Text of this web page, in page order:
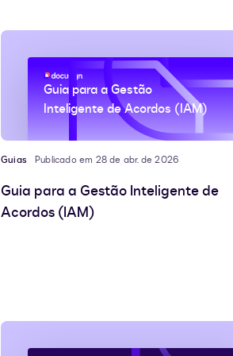
Guia para a Gestão
Inteligente de Acordos (IAM)
Guias Publicado em 28 de abr. de 2026
Guia para a Gestão Inteligente de
Acordos (IAM)